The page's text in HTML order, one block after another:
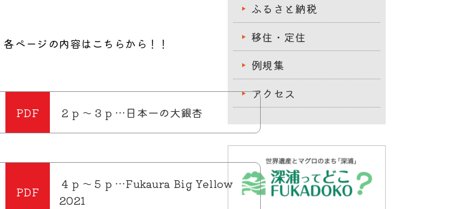
各ページの内容はこちらから！！
２ｐ～３ｐ…日本一の大銀杏
４ｐ～５ｐ…Fukaura Big Yellow
2021
ふるさと納税
移住・定住
例規集
アクセス